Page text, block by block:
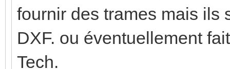
fournir des trames mais ils
DXF. ou éventuellement
Tech.